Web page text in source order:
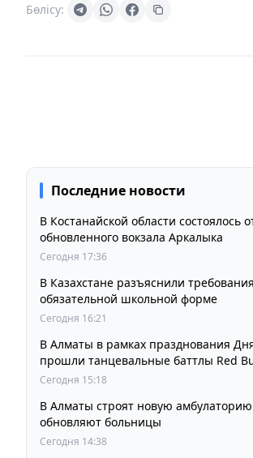
Бөлісу:
Последние новости
В Костанайской области состоялось
обновленного вокзала Аркалыка
Сегодня 17:36
В Казахстане разъяснили
обязательной школьной форме
Сегодня 16:21
В Алматы в рамках празднования
прошли танцевальные баттлы Red
Your Style
Сегодня 15:18
В Алматы строят новую
обновляют больницы
Сегодня 14:38